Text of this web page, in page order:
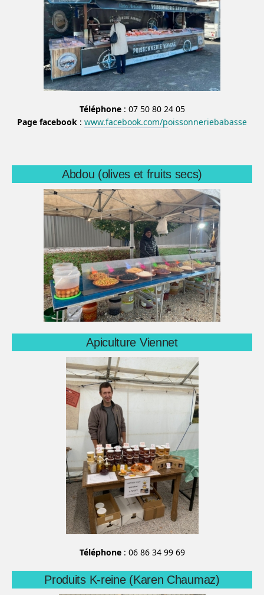
Téléphone: 07 50 80 24 05
Page facebook : www.facebook.com/poissonneriebabasse
Abdou (olives et fruits secs)
Apiculture Viennet
Téléphone: 06 86 34 99 69
Produits K-reine (Karen Chaumaz)